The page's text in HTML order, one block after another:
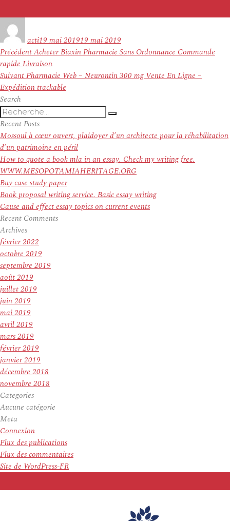
actile
19 mai 201919 mai 2019
Navigation
de
l’article
PrécédentArticle
précédent :
Acheter Biaxin Pharmacie Sans Ordonnance Commande
rapide Livraison
SuivantArticle
suivant :
Pharmacie Web – Neurontin 300 mg Vente En Ligne –
Expédition trackable
Search
Recherche
pour
:
Recherche
Recent Posts
Mossoul à cœur ouvert, plaidoyer d’un architecte pour la réhabilitation
d’un patrimoine en péril
How to quote a book mla in an essay. Check my writing free.
WWW.MESOPOTAMIAHERITAGE.ORG
Buy case study paper
Book proposal writing service. Basic essay writing
Cause and effect essay topics on current events
Recent Comments
Archives
février 2022
octobre 2019
septembre 2019
août 2019
juillet 2019
juin 2019
mai 2019
avril 2019
mars 2019
février 2019
janvier 2019
décembre 2018
novembre 2018
Categories
Aucune catégorie
Meta
Connexion
Flux des publications
Flux des commentaires
Site de WordPress-FR